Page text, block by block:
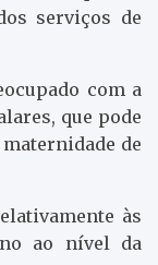
serviços de
com a
que pode
de
às
ao nível da